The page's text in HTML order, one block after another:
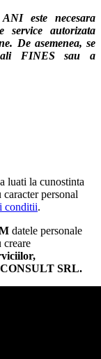
este necesara
service autorizata
De asemenea, se
FINES sau a
luati la cunostinta
personal
conditii.
datele personale
creare
SRL.